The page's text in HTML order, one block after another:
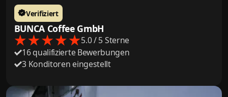
BUNCA Coffee GmbH
Verifiziert
5.0 / 5 Sterne
16 qualifizierte Bewerbungen
3 Konditoren eingestellt